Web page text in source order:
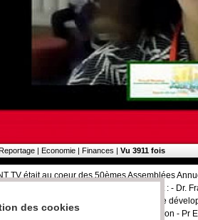
| Economie | Finances | Vu 3911 fois
TV était au coeur des 50èmes Assemblées
interview d'éminentes personnalités, dont : - Dr.
Administrateur de la Banque africaine de
du Ministère du Plan du Japon -
des cookies